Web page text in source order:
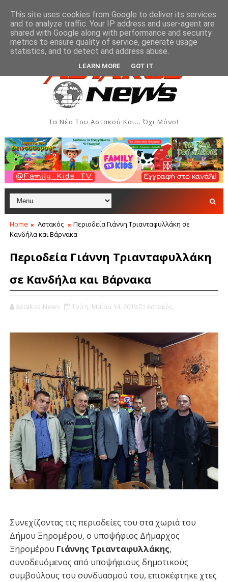
Γυναικών Αστακού ΠΟΛΙΤΙΣΜΌΣ Παρουσίαση του βιβλίου
Τα Νέα Του Αστακού Και... Όχι Μόνο!
Home Αστακός
Περιοδεία Γιάννη Τριανταφυλλάκη σε
Κανδήλα και Βάρνακα
Περιοδεία Γιάννη Τριανταφυλλάκη
σε Κανδήλα και Βάρνακα
Astakos-News Τρίτη, Μαΐου 14, 2019 Αστακός,
Συνεχίζοντας τις περιοδείες του στα χωριά του
Δήμου Ξηρομέρου, ο υποψήφιος Δήμαρχος
Ξηρομέρου Γιάννης Τριανταφυλλάκης,
συνοδευόμενος από υποψήφιους δημοτικούς
συμβούλους του συνδυασμού του, επισκέφτηκε χτες
This site uses cookies from Google to deliver its services
and to analyze traffic. Your IP address and user-agent are
shared with Google along with performance and security
metrics to ensure quality of service, generate usage
statistics, and to detect and address abuse.
LEARN MORE GOT IT